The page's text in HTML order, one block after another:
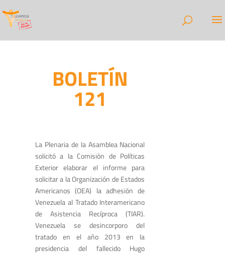
BOLETÍN
121
La Plenaria de la Asamblea Nacional
solicitó a la Comisión de Políticas
Exterior elaborar el informe para
solicitar a la Organización de Estados
Americanos (OEA) la adhesión de
Venezuela al Tratado Interamericano
de Asistencia Recíproca (TIAR).
Venezuela se desincorporo del
tratado en el año 2013 en la
presidencia del fallecido Hugo